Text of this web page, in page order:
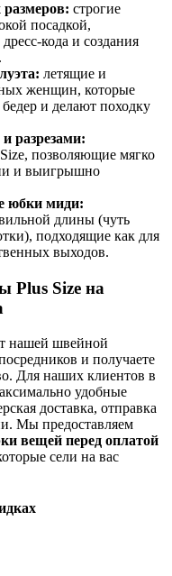
строгие
посадкой,
кода и создания
летящие и
женщин, которые
и делают походку
разрезами:
позволяющие мягко
и выигрышно
юбки миди:
длины (чуть
подходящие как для
выходов.
Plus Size на
нашей швейной
и получаете
Для наших клиентов в
удобные
доставка, отправка
Мы предоставляем
вещей перед оплатой
сели на вас